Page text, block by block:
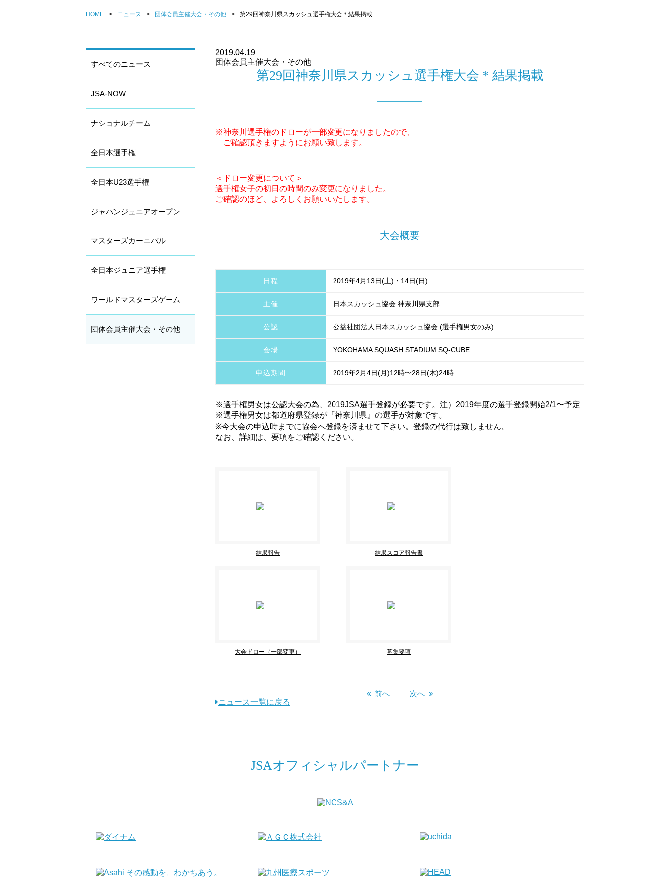
HOME > ニュース > 団体会員主催大会・その他 > 第29回神奈川県スカッシュ選手権大会＊結果掲載
2019.04.19
団体会員主催大会・その他
第29回神奈川県スカッシュ選手権大会＊結果掲載
※神奈川選手権のドローが一部変更になりましたので、
ご確認頂きますようにお願い致します。
＜ドロー変更について＞
選手権女子の初日の時間のみ変更になりました。
ご確認のほど、よろしくお願いいたします。
大会概要
日程 2019年4月13日(土)・14日(日)
主催 日本スカッシュ協会 神奈川県支部
公認 公益社団法人日本スカッシュ協会 (選手権男女のみ)
会場 YOKOHAMA SQUASH STADIUM SQ-CUBE
申込期間 2019年2月4日(月)12時〜28日(木)24時
※選手権男女は公認大会の為、2019JSA選手登録が必要です。注）2019年度の選手登録開始2/1〜予定
※選手権男女は都道府県登録が『神奈川県』の選手が対象です。
※今大会の申込時までに協会へ登録を済ませて下さい。登録の代行は致しません。
なお、詳細は、要項をご確認ください。
結果報告 結果スコア報告書
大会ドロー（一部変更） 募集要項
前へ
次へ
ニュース一覧に戻る
すべてのニュース
JSA-NOW
ナショナルチーム
全日本選手権
全日本U23選手権
ジャパンジュニアオープン
マスターズカーニバル
全日本ジュニア選手権
ワールドマスターズゲーム
団体会員主催大会・その他
JSAオフィシャルパートナー